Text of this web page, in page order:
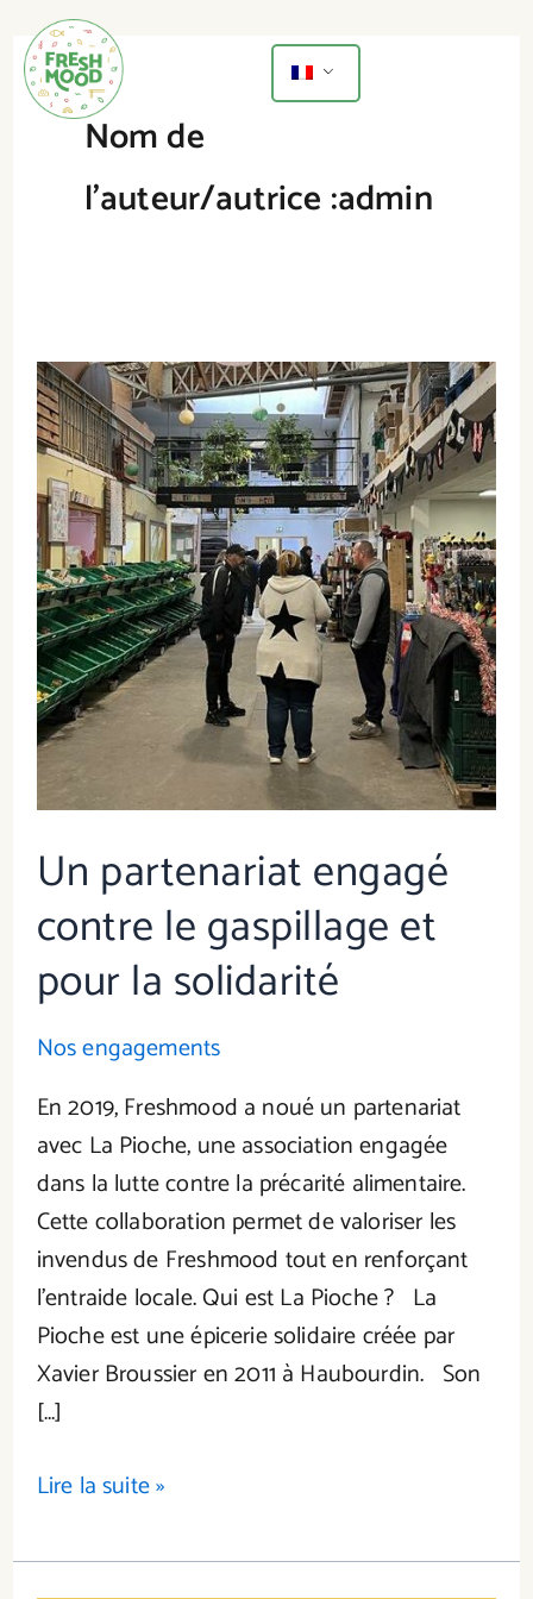
au
contenu
Nom de
l’auteur/autrice :admin
Un partenariat engagé
contre le gaspillage et
pour la solidarité
Nos engagements
En 2019, Freshmood a noué un partenariat
avec La Pioche, une association engagée
dans la lutte contre la précarité alimentaire.
Cette collaboration permet de valoriser les
invendus de Freshmood tout en renforçant
l’entraide locale. Qui est La Pioche ? La
Pioche est une épicerie solidaire créée par
Xavier Broussier en 2011 à Haubourdin. Son
[…]
Un
partenariat
engagé
contre
le
gaspillage
et
pour
la
solidarité
Lire la suite »